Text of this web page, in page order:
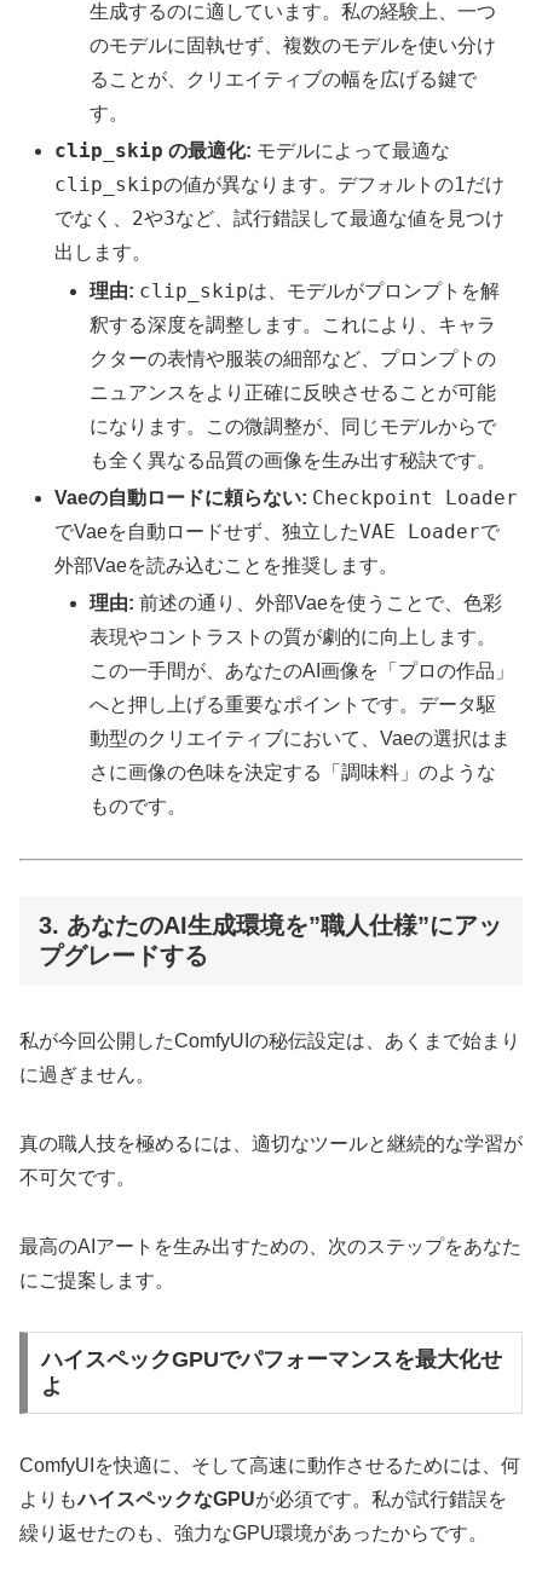
生成するのに適しています。私の経験上、一つ
のモデルに固執せず、複数のモデルを使い分け
ることが、クリエイティブの幅を広げる鍵で
す。
clip_skip の最適化: モデルによって最適な
clip_skipの値が異なります。デフォルトの1だけ
でなく、 2や3など、試行錯誤して最適な値を見つけ
出します。
理由: clip_skipは、モデルがプロンプトを解
釈する深度を調整します。これにより、キャラ
クターの表情や服装の細部など、プロンプトの
ニュアンスをより正確に反映させることが可能
になります。この微調整が、同じモデルからで
も全く異なる品質の画像を生み出す秘訣です。
Vaeの自動ロードに頼らない: Checkpoint Loader
でVaeを自動ロードせず、独立したVAE Loaderで
外部Vaeを読み込むことを推奨します。
理由: 前述の通り、外部Vaeを使うことで、色彩
表現やコントラストの質が劇的に向上します。
この一手間が、あなたのAI画像を「プロの作品」
へと押し上げる重要なポイントです。データ駆
動型のクリエイティブにおいて、Vaeの選択はま
さに画像の色味を決定する「調味料」のような
ものです。
3. あなたのAI生成環境を”職人仕様”にアッ
プグレードする
私が今回公開したComfyUIの秘伝設定は、あくまで始まり
に過ぎません。
真の職人技を極めるには、適切なツールと継続的な学習が
不可欠です。
最高のAIアートを生み出すための、次のステップをあなた
にご提案します。
ハイスペックGPUでパフォーマンスを最大化せ
よ
ComfyUIを快適に、そして高速に動作させるためには、何
よりもハイスペックなGPUが必須です。私が試行錯誤を
繰り返せたのも、強力なGPU環境があったからです。